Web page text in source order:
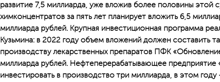
развитие 7,5 миллиарда, уже вложив более половины этой
химконцентратов за пять лет планирует вложить 6,5
миллиарда рублей. Крупная инвестиционная программа
Кузьмина: в 2022 году объем вложений должен составить
производству лекарственных препаратов ПФК
миллиарда рублей. Нефтеперерабатывающее предприятие
инвестировать в производство три миллиарда, в этом